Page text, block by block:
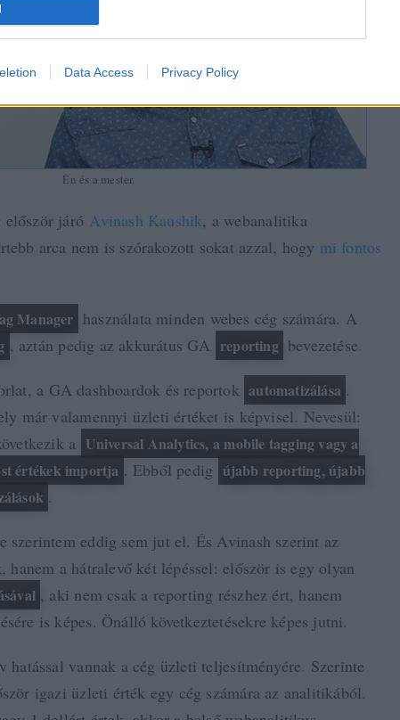
Data Access Privacy Policy
Én és a mester.
először járó Avinash Kaushik, a webanalitika
arca nem is szórakozott sokat azzal, hogy mi fontos
Manager használata minden webes cég számára. A
, aztán pedig az akkurátus GA reporting bevezetése.
a GA dashboardok és reportok automatizálása .
már valamennyi üzleti értéket is képvisel. Nevesül:
a Universal Analytics, a mobile tagging vagy a
értékek importja . Ebből pedig újabb reporting, újabb
.
szerintem eddig sem jut el. És Avinash szerint az
a hátralevő két lépéssel: először is egy olyan
, aki nem csak a reporting részhez ért, hanem
is képes. Önálló következtetésekre képes jutni.
hatással vannak a cég üzleti teljesítményére. Szerinte
igazi üzleti érték egy cég számára az analitikából.